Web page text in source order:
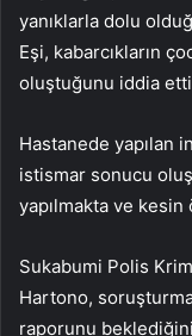
yanıklarla dolu
Eşi, kabarcıkların
oluştuğunu iddia
Hastanede yapılan
istismar sonucu
yapılmakta ve kesin
Sukabumi Polis
Hartono,
raporunu beklediğini